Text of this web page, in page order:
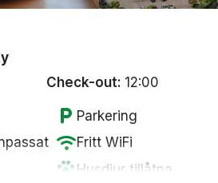
DoneCheck-out: 12:00
local_parking Parkering
wifiFritt WiFi
pets Husdjur tillåtna